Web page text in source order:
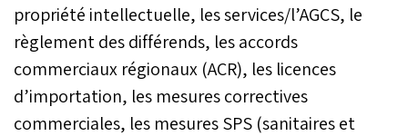
propriété intellectuelle, les services/l’AGCS, le
règlement des différends, les accords
commerciaux régionaux (ACR), les licences
d’importation, les mesures correctives
commerciales, les mesures SPS (sanitaires et